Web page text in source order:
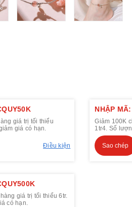
giá trị tối thiểu
giá có hạn.
Điều kiện
NHẬP
Giảm 100K
1tr4. Số
Sao chép
giá trị tối thiểu 6tr.
có hạn.